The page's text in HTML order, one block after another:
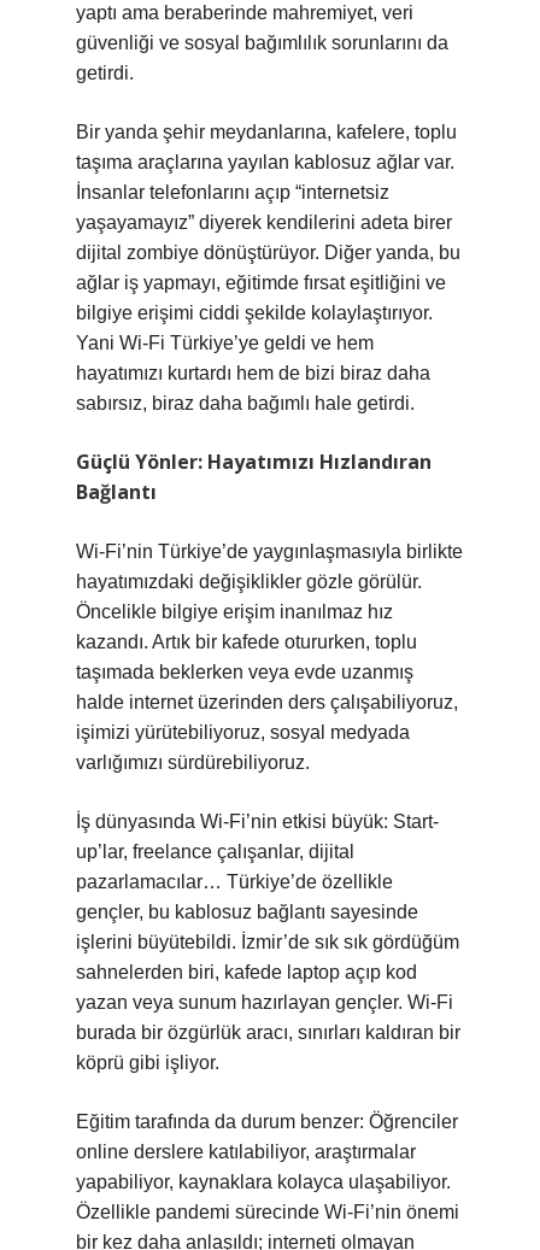
yaptı ama beraberinde mahremiyet, veri
güvenliği ve sosyal bağımlılık sorunlarını da
getirdi.
Bir yanda şehir meydanlarına, kafelere, toplu
taşıma araçlarına yayılan kablosuz ağlar var.
İnsanlar telefonlarını açıp “internetsiz
yaşayamayız” diyerek kendilerini adeta birer
dijital zombiye dönüştürüyor. Diğer yanda, bu
ağlar iş yapmayı, eğitimde fırsat eşitliğini ve
bilgiye erişimi ciddi şekilde kolaylaştırıyor.
Yani Wi-Fi Türkiye’ye geldi ve hem
hayatımızı kurtardı hem de bizi biraz daha
sabırsız, biraz daha bağımlı hale getirdi.
Güçlü Yönler: Hayatımızı Hızlandıran
Bağlantı
Wi-Fi’nin Türkiye’de yaygınlaşmasıyla birlikte
hayatımızdaki değişiklikler gözle görülür.
Öncelikle bilgiye erişim inanılmaz hız
kazandı. Artık bir kafede otururken, toplu
taşımada beklerken veya evde uzanmış
halde internet üzerinden ders çalışabiliyoruz,
işimizi yürütebiliyoruz, sosyal medyada
varlığımızı sürdürebiliyoruz.
İş dünyasında Wi-Fi’nin etkisi büyük: Start-
up’lar, freelance çalışanlar, dijital
pazarlamacılar… Türkiye’de özellikle
gençler, bu kablosuz bağlantı sayesinde
işlerini büyütebildi. İzmir’de sık sık gördüğüm
sahnelerden biri, kafede laptop açıp kod
yazan veya sunum hazırlayan gençler. Wi-Fi
burada bir özgürlük aracı, sınırları kaldıran bir
köprü gibi işliyor.
Eğitim tarafında da durum benzer: Öğrenciler
online derslere katılabiliyor, araştırmalar
yapabiliyor, kaynaklara kolayca ulaşabiliyor.
Özellikle pandemi sürecinde Wi-Fi’nin önemi
bir kez daha anlaşıldı; interneti olmayan